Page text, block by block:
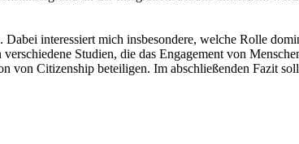
interessiert mich insbesondere, welche Rolle
Studien, die das Engagement von
Citizenship beteiligen. Im abschließenden Fazit